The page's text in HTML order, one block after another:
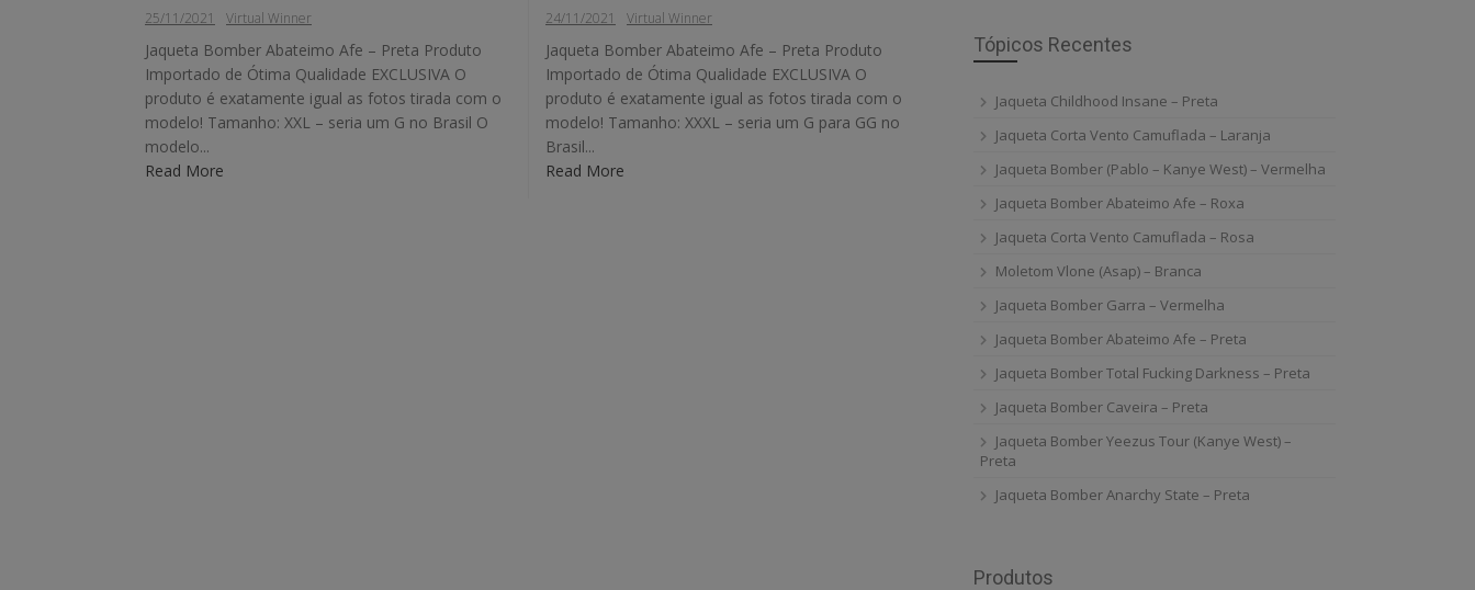
25/11/2021 Virtual Winner
Jaqueta Bomber Abateimo Afe – Preta Produto
Importado de Ótima Qualidade EXCLUSIVA O
produto é exatamente igual as fotos tirada com o
modelo! Tamanho: XXL – seria um G no Brasil O
modelo...
Read More
24/11/2021 Virtual Winner
Jaqueta Bomber Abateimo Afe – Preta Produto
Importado de Ótima Qualidade EXCLUSIVA O
produto é exatamente igual as fotos tirada com o
modelo! Tamanho: XXXL – seria um G para GG no
Brasil...
Read More
Tópicos Recentes
Jaqueta Childhood Insane – Preta
Jaqueta Corta Vento Camuflada – Laranja
Jaqueta Bomber (Pablo – Kanye West) – Vermelha
Jaqueta Bomber Abateimo Afe – Roxa
Jaqueta Corta Vento Camuflada – Rosa
Moletom Vlone (Asap) – Branca
Jaqueta Bomber Garra – Vermelha
Jaqueta Bomber Abateimo Afe – Preta
Jaqueta Bomber Total Fucking Darkness – Preta
Jaqueta Bomber Caveira – Preta
Jaqueta Bomber Yeezus Tour (Kanye West) –
Preta
Jaqueta Bomber Anarchy State – Preta
Produtos